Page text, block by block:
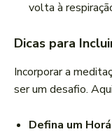
volta à
Dicas para
Incorporar a
ser um desafio.
Defina um